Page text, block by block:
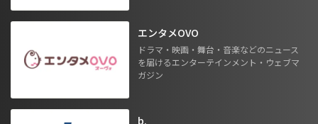
エンタメOVO
ドラマ・映画・舞台・音楽などのニュース
を届けるエンターテインメント・ウェブマ
ガジン
b.